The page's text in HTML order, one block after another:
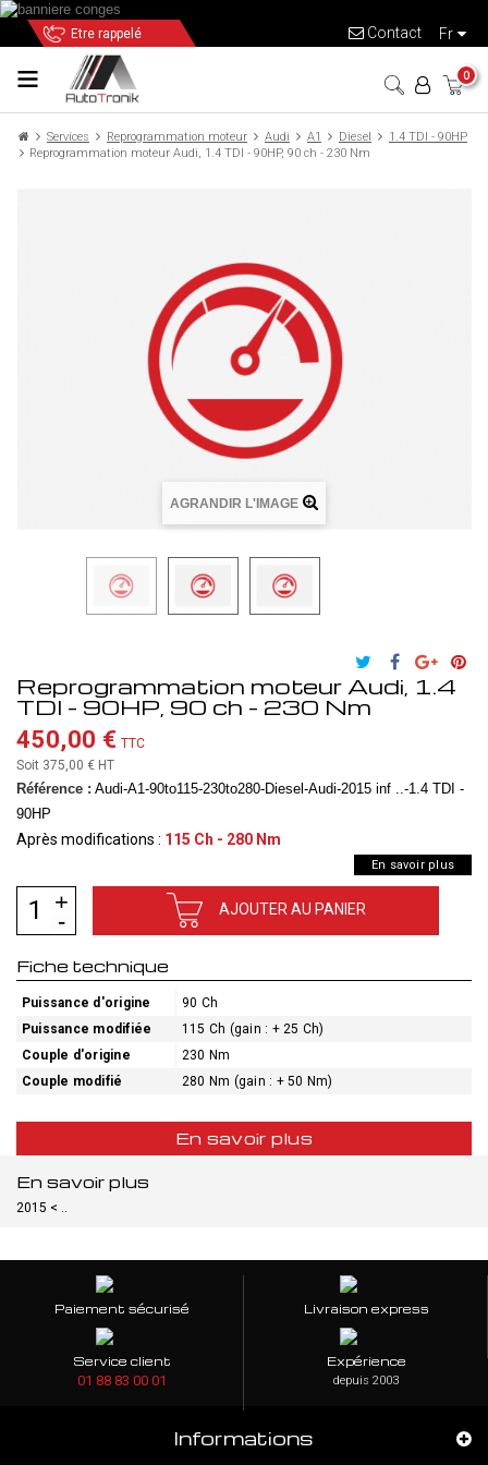
Etre rappelé fr
Contact
0
Services Reprogrammation moteur Audi A1 Diesel
1.4 TDI - 90HP
Reprogrammation moteur Audi, 1.4 TDI - 90HP, 90 ch - 230 Nm
AGRANDIR L'IMAGE
Reprogrammation moteur Audi, 1.4
TDI - 90HP, 90 ch - 230 Nm
450,00 € TTC
Soit 375,00 € HT
Référence : Audi-A1-90to115-230to280-Diesel-Audi-2015 inf ..-1.4 TDI -
90HP
Après modifications : 115 Ch - 280 Nm
En savoir plus
AJOUTER AU PANIER
Fiche technique
Puissance d'origine
90 Ch
Puissance modifiée
115 Ch (gain : + 25 Ch)
Couple d'origine
230 Nm
Couple modifié
280 Nm (gain : + 50 Nm)
En savoir plus
En savoir plus
2015 < ..
Paiement sécurisé Livraison express
Service client
01 88 83 00 01
Expérience
depuis 2003
Informations